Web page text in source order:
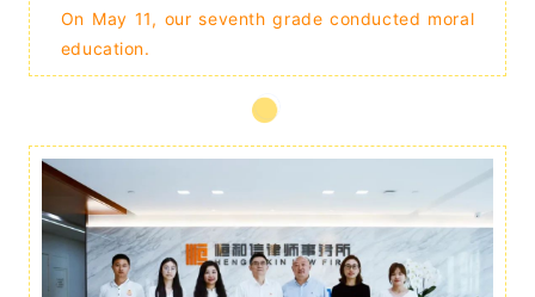
On May 11, our seventh grade conducted moral
education.